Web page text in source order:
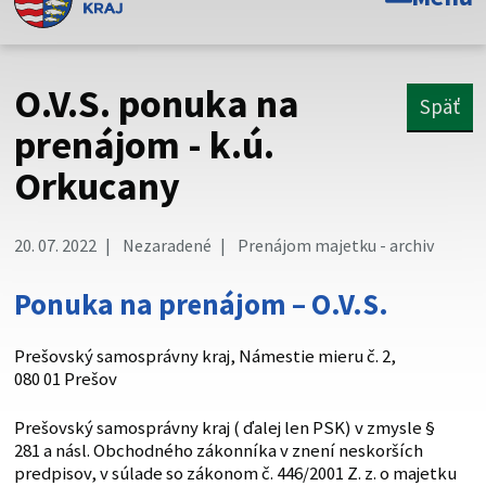
Toto je oficiálna webová stránka Prešovského
Táto stránka je zabezpečená
Buďte pozorní a vždy sa uistite, že zdieľate informácie iba
cez zabezpečenú webovú stránku. Zabezpečená stránka
O.V.S. ponuka na
prenájom - k.ú.
Orkucany
Späť
20. 07. 2022 Nezaradené Prenájom majetku - archiv
Ponuka na prenájom – O.V.S.
Prešovský samosprávny kraj, Námestie mieru č. 2,
080 01 Prešov
Prešovský samosprávny kraj ( ďalej len PSK) v zmysle §
281 a násl. Obchodného zákonníka v znení neskorších
predpisov, v súlade so zákonom č. 446/2001 Z. z. o majetku